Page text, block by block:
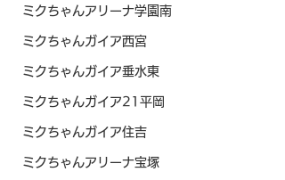
ミクちゃんアリーナ学園南
ミクちゃんガイア西宮
ミクちゃんガイア垂水東
ミクちゃんガイア21平岡
ミクちゃんガイア住吉
ミクちゃんアリーナ宝塚